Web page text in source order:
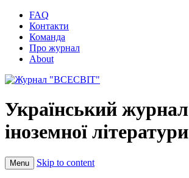
FAQ
Контакти
Команда
Про журнал
About
Український журнал
іноземної літератури
Menu Skip to content